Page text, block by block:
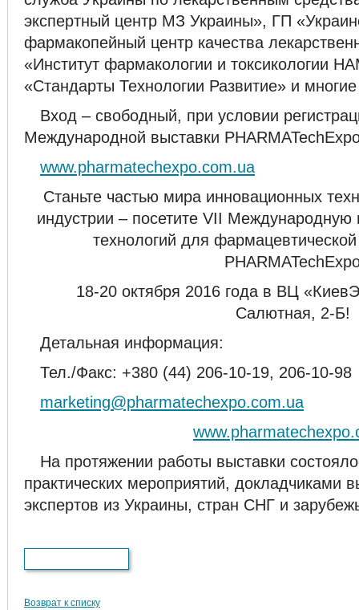
экспертный центр МЗ Украины», ГП
фармакопейный центр качества
«Институт фармакологии и токсикологии
«Стандарты Технологии Развитие» и
Вход – свободный, при условии
Международной выставки
www.pharmatechexpo.com.ua
Станьте частью мира инновационных
индустрии – посетите VII Международную
технологий для
18-20 октября 2016 года в ВЦ
Салютная, 2-Б!
Детальная информация:
Тел./Факс: +380 (44) 206-10-19, 206-10-98
marketing@pharmatechexpo.com.ua
На протяжении работы выставки
практических мероприятий, докладчиками
экспертов из Украины, стран СНГ и
Возврат к списку